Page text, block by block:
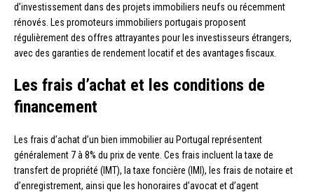
d’investissement dans des projets immobiliers neufs ou récemment
rénovés. Les promoteurs immobiliers portugais proposent
régulièrement des offres attrayantes pour les investisseurs étrangers,
avec des garanties de rendement locatif et des avantages fiscaux.
Les frais d’achat et les conditions de
financement
Les frais d’achat d’un bien immobilier au Portugal représentent
généralement 7 à 8% du prix de vente. Ces frais incluent la taxe de
transfert de propriété (IMT), la taxe foncière (IMI), les frais de notaire et
d’enregistrement, ainsi que les honoraires d’avocat et d’agent